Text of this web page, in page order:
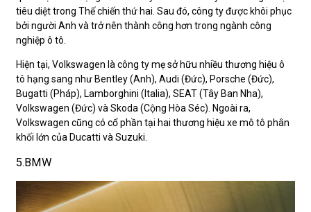
tiêu diệt trong Thế chiến thứ hai. Sau đó, công ty được khôi phục
bởi người Anh và trở nên thành công hơn trong ngành công
nghiệp ô tô.
Hiện tại, Volkswagen là công ty mẹ sở hữu nhiều thương hiệu ô
tô hạng sang như Bentley (Anh), Audi (Đức), Porsche (Đức),
Bugatti (Pháp), Lamborghini (Italia), SEAT (Tây Ban Nha),
Volkswagen (Đức) và Skoda (Cộng Hòa Séc). Ngoài ra,
Volkswagen cũng có cổ phần tại hai thương hiệu xe mô tô phân
khối lớn của Ducatti và Suzuki.
5.BMW